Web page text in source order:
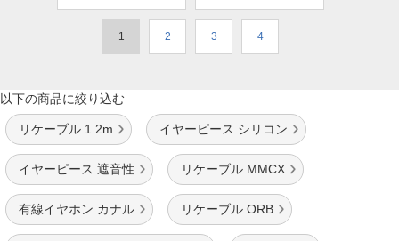
1 2 3 4
以下の商品に絞り込む
リケーブル 1.2m イヤーピース シリコン
イヤーピース 遮音性 リケーブル MMCX
有線イヤホン カナル リケーブル ORB